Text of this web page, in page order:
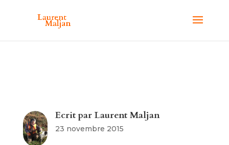
Ecrit par Laurent Maljan
23 novembre 2015